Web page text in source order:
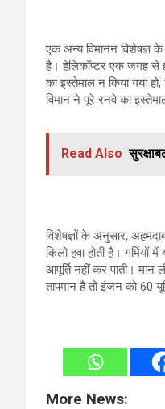
एक अन्य विमानन विशेषज्ञ
है। हेलिकॉप्टर एक जगह से
का इस्तेमाल न किया गया
विमान ने पूरे रनवे का
Read Also
विशेषज्ञों के अनुसार,
किलो हवा होती है।
आपूर्ति नहीं कर पाती।
तापमान है तो इंजन को 60
More News: